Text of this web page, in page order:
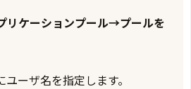
リケーションプール→プールを
ーザ名を指定します。